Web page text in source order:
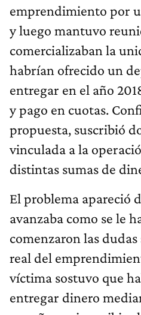
emprendimiento por
y luego mantuvo
comercializaban la
habrían ofrecido un
entregar en el año
y pago en cuotas.
propuesta, suscribió
vinculada a la
distintas sumas de
El problema apareció
avanzaba como se le
comenzaron las
real del
víctima sostuvo que
entregar dinero